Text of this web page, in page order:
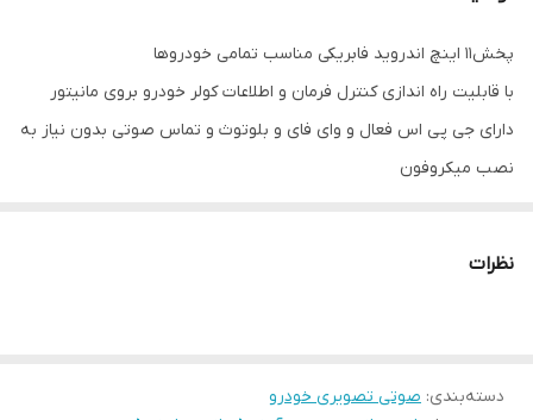
پخش11 اینچ اندروید فابریکی مناسب تمامی خودروها
با قابلیت راه اندازی کنترل فرمان و اطلاعات کولر خودرو بروی مانیتور
دارای جی پی اس فعال و وای فای و بلوتوث و تماس صوتی بدون نیاز به
نصب میکروفون
دارای 2 پورت usb قوی جهت شارژ کردن موبایل و پخش موسیقی
قابلیت آپشن میرولینک دارد (انتقال تصویر گوشی بروی مانیتور)
نظرات
دسته‌بندی: صوتی تصویری خودرو